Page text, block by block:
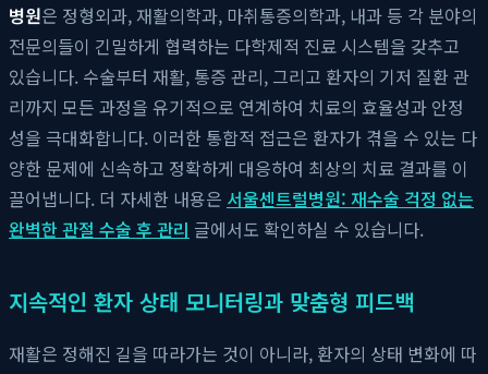
병원은 정형외과, 재활의학과, 마취통증의학과, 내과 등 각 분야의
전문의들이 긴밀하게 협력하는 다학제적 진료 시스템을 갖추고
있습니다. 수술부터 재활, 통증 관리, 그리고 환자의 기저 질환 관
리까지 모든 과정을 유기적으로 연계하여 치료의 효율성과 안정
성을 극대화합니다. 이러한 통합적 접근은 환자가 겪을 수 있는 다
양한 문제에 신속하고 정확하게 대응하여 최상의 치료 결과를 이
끌어냅니다. 더 자세한 내용은 서울센트럴병원: 재수술 걱정 없는
완벽한 관절 수술 후 관리 글에서도 확인하실 수 있습니다.
지속적인 환자 상태 모니터링과 맞춤형 피드백
재활은 정해진 길을 따라가는 것이 아니라, 환자의 상태 변화에 따